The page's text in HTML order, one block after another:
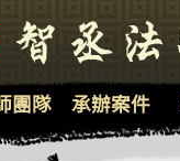
團隊 承辦案件